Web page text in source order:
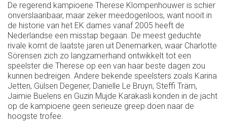
De regerend kampioene Therese Klompenhouwer is schier
onverslaanbaar, maar zeker meedogenloos, want nooit in
de historie van het EK dames vanaf 2005 heeft de
Nederlandse een misstap begaan. De meest geduchte
rivale komt de laatste jaren uit Denemarken, waar Charlotte
Sörensen zich zo langzamerhand ontwikkelt tot een
speelster die Therese op een van haar beste dagen zou
kunnen bedreigen. Andere bekende speelsters zoals Karina
Jetten, Gülsen Degener, Danielle Le Bruyn, Steffi Träm,
Jaimie Buelens en Guzin Mujde Karakasli konden in de jacht
op de kampioene geen serieuze greep doen naar de
hoogste trofee.